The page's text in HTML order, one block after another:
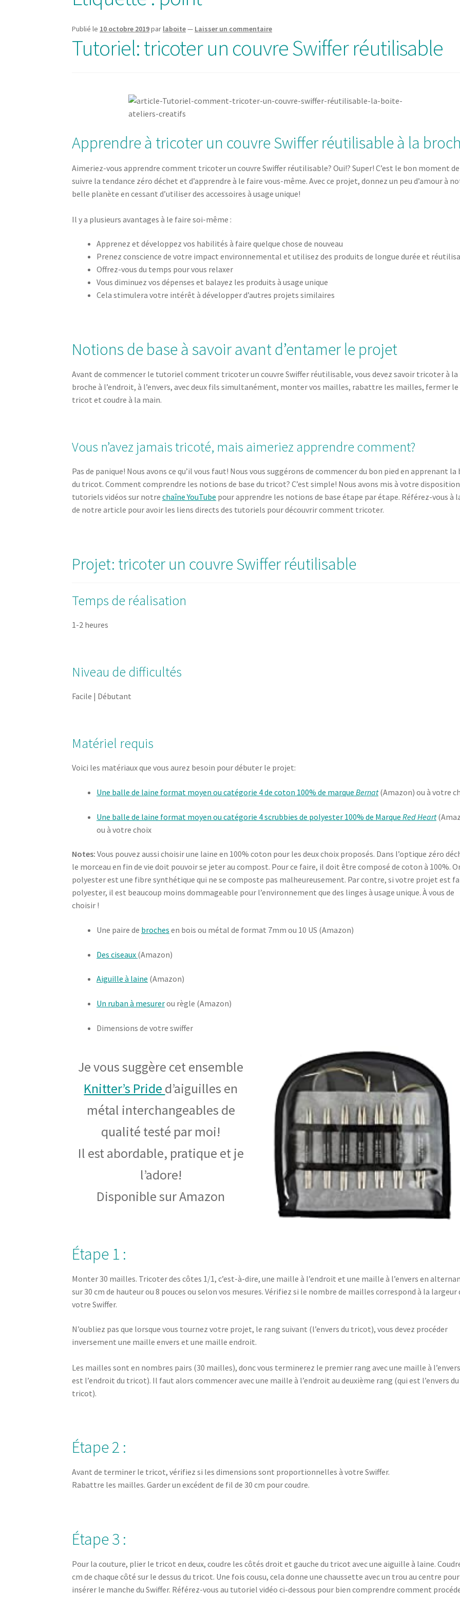
Publié le 10 octobre 2019par laboite— Laisser un commentaire
Tutoriel: tricoter un couvre Swiffer réutilisable
Apprendre à tricoter un couvre Swiffer réutilisable à la
Aimeriez-vous apprendre comment tricoter un couvre Swiffer réutilisable? Oui!? Super! C’est le bon moment de
suivre la tendance zéro déchet et d’apprendre à le faire vous-même. Avec ce projet, donnez un peu d’amour à
belle planète en cessant d’utiliser des accessoires à usage unique!
Il y a plusieurs avantages à le faire soi-même :
Apprenez et développez vos habilités à faire quelque chose de nouveau
Prenez conscience de votre impact environnemental et utilisez des produits de longue durée et
Offrez-vous du temps pour vous relaxer
Vous diminuez vos dépenses et balayez les produits à usage unique
Cela stimulera votre intérêt à développer d’autres projets similaires
Notions de base à savoir avant d’entamer le projet
Avant de commencer le tutoriel comment tricoter un couvre Swiffer réutilisable, vous devez savoir tricoter à la
broche à l’endroit, à l’envers, avec deux fils simultanément, monter vos mailles, rabattre les mailles, fermer le
tricot et coudre à la main.
Vous n’avez jamais tricoté, mais aimeriez apprendre comment?
Pas de panique! Nous avons ce qu’il vous faut! Nous vous suggérons de commencer du bon pied en apprenant la
du tricot. Comment comprendre les notions de base du tricot? C’est simple! Nous avons mis à votre
tutoriels vidéos sur notrechaîne YouTube pour apprendre les notions de base étape par étape. Référez-vous à
de notre article pour avoir les liens directs des tutoriels pour découvrir comment tricoter.
Projet: tricoter un couvre Swiffer réutilisable
Temps de réalisation
1-2 heures
Niveau de difficultés
Facile | Débutant
Matériel requis
Voici les matériaux que vous aurez besoin pour débuter le projet:
Une balle de laine format moyen ou catégorie 4 de coton 100% de marqueBernat(Amazon) ou à votre
Une balle de laine format moyen ou catégorie 4 scrubbies de polyester 100% de MarqueRed Heart
ou à votre choix
Notes: Vous pouvez aussi choisir une laine en 100% coton pour les deux choix proposés. Dans l’optique zéro
le morceau en fin de vie doit pouvoir se jeter au compost. Pour ce faire, il doit être composé de coton à 100%.
polyester est une fibre synthétique qui ne se composte pas malheureusement. Par contre, si votre projet est
polyester, il est beaucoup moins dommageable pour l’environnement que des linges à usage unique. À vous de
choisir !
Une paire de broches en bois ou métal de format 7mm ou 10 US (Amazon)
Des ciseaux (Amazon)
Aiguille à laine (Amazon)
Un ruban à mesurerou règle (Amazon)
Dimensions de votre swiffer
Je vous suggère cet ensemble
Knitter’s Pride d’aiguilles en
métal interchangeables de
qualité testé par moi!
Il est abordable, pratique et je
l’adore!
Disponible sur Amazon
Étape 1 :
Monter 30 mailles. Tricoter des côtes 1/1, c’est-à-dire, une maille à l’endroit et une maille à l’envers en
sur 30 cm de hauteur ou 8 pouces ou selon vos mesures. Vérifiez si le nombre de mailles correspond à la largeur
votre Swiffer.
N’oubliez pas que lorsque vous tournez votre projet, le rang suivant (l’envers du tricot), vous devez procéder
inversement une maille envers et une maille endroit.
Les mailles sont en nombres pairs (30 mailles), donc vous terminerez le premier rang avec une maille à
est l’endroit du tricot). Il faut alors commencer avec une maille à l’endroit au deuxième rang (qui est l’envers du
tricot).
Étape 2 :
Avant de terminer le tricot, vérifiez si les dimensions sont proportionnelles à votre Swiffer.
Rabattre les mailles. Garder un excédent de fil de 30 cm pour coudre.
Étape 3 :
Pour la couture, plier le tricot en deux, coudre les côtés droit et gauche du tricot avec une aiguille à laine.
cm de chaque côté sur le dessus du tricot. Une fois cousu, cela donne une chaussette avec un trou au centre pour
insérer le manche du Swiffer. Référez-vous au tutoriel vidéo ci-dessous pour bien comprendre comment